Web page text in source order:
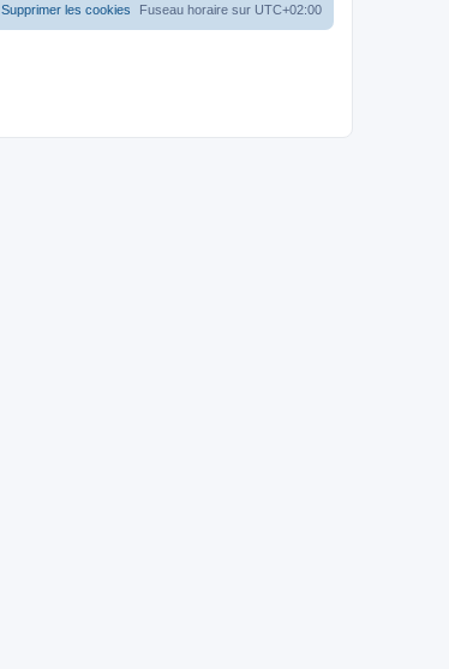
Fuseau horaire sur UTC+02:00
Supprimer les cookies